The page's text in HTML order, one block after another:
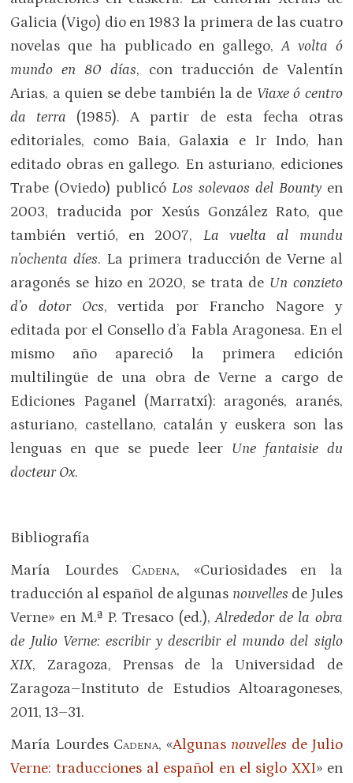
Galicia (Vigo) dio en 1983 la primera de las cuatro
novelas que ha publicado en gallego,A volta ó
mundo en 80 días, con traducción de Valentín
Arias, a quien se debe también la de Viaxe ó centro
da terra (1985). A partir de esta fecha otras
editoriales, como Baia, Galaxia e Ir Indo, han
editado obras en gallego. En asturiano, ediciones
Trabe (Oviedo) publicóLos solevaos del Bountyen
2003, traducida por Xesús González Rato, que
también vertió, en 2007, La vuelta al mundu
n’ochenta díes. La primera traducción de Verne al
aragonés se hizo en 2020, se trata de Un conzieto
d’o dotor Ocs, vertida por Francho Nagore y
editada por el Consello d’a Fabla Aragonesa. En el
mismo año apareció la primera edición
multilingüe de una obra de Verne a cargo de
Ediciones Paganel (Marratxí): aragonés, aranés,
asturiano, castellano, catalán y euskera son las
lenguas en que se puede leer Une fantaisie du
docteur Ox.
Bibliografía
María Lourdes Cadena, «Curiosidades en la
traducción al español de algunas nouvelles de Jules
Verne» en M.ª P. Tresaco (ed.),Alrededor de la obra
de Julio Verne: escribir y describir el mundo del siglo
XIX, Zaragoza, Prensas de la Universidad de
Zaragoza–Instituto de Estudios Altoaragoneses,
2011, 13–31.
María Lourdes Cadena, «Algunas nouvelles de Julio
Verne: traducciones al español en el siglo XXI» en